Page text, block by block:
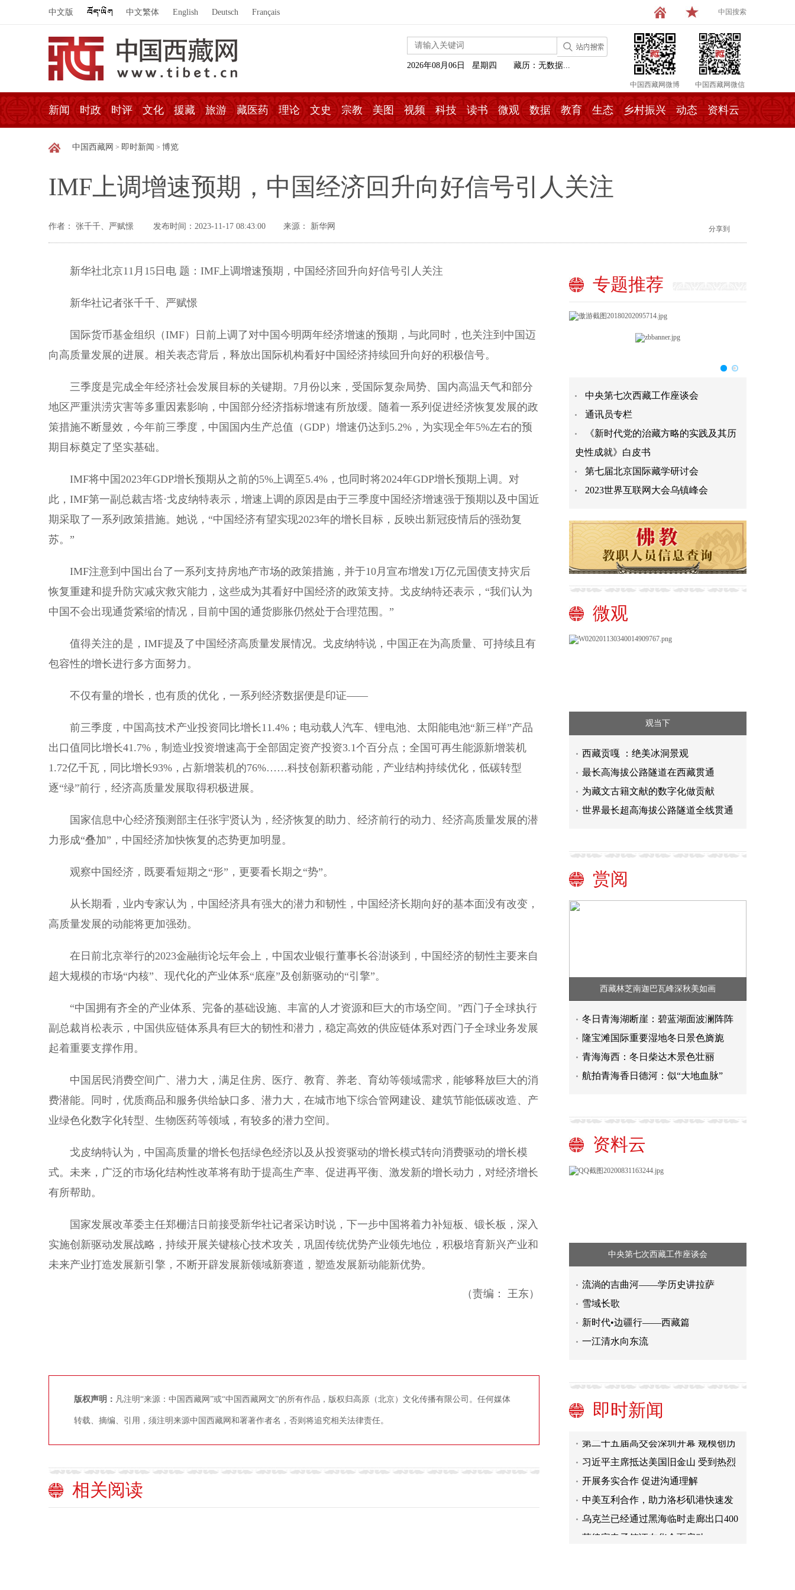
中文版 中文繁体 English Deutsch Français 中国搜索
中国西藏网微博 中国西藏网微信
2026年08月06日 星期四 藏历：无数据...
新闻 时政 时评 文化 援藏 旅游 藏医药 理论 文史 宗教 美图 视频 科技 读书 微观 数据 教育 生态 乡村振兴 动态 资料云
中国西藏网 > 即时新闻 > 博览
IMF上调增速预期，中国经济回升向好信号引人关注
作者： 张千千、严赋憬 发布时间：2023-11-17 08:43:00 来源： 新华网 分享到
新华社北京11月15日电 题：IMF上调增速预期，中国经济回升向好信号引人关注
新华社记者张千千、严赋憬
国际货币基金组织（IMF）日前上调了对中国今明两年经济增速的预期，与此同时，也关注到中国迈
向高质量发展的进展。相关表态背后，释放出国际机构看好中国经济持续回升向好的积极信号。
三季度是完成全年经济社会发展目标的关键期。7月份以来，受国际复杂局势、国内高温天气和部分
地区严重洪涝灾害等多重因素影响，中国部分经济指标增速有所放缓。随着一系列促进经济恢复发展的政
策措施不断显效，今年前三季度，中国国内生产总值（GDP）增速仍达到5.2%，为实现全年5%左右的预
期目标奠定了坚实基础。
IMF将中国2023年GDP增长预期从之前的5%上调至5.4%，也同时将2024年GDP增长预期上调。对
此，IMF第一副总裁吉塔·戈皮纳特表示，增速上调的原因是由于三季度中国经济增速强于预期以及中国近
期采取了一系列政策措施。她说，“中国经济有望实现2023年的增长目标，反映出新冠疫情后的强劲复
苏。”
IMF注意到中国出台了一系列支持房地产市场的政策措施，并于10月宣布增发1万亿元国债支持灾后
恢复重建和提升防灾减灾救灾能力，这些成为其看好中国经济的政策支持。戈皮纳特还表示，“我们认为
中国不会出现通货紧缩的情况，目前中国的通货膨胀仍然处于合理范围。”
值得关注的是，IMF提及了中国经济高质量发展情况。戈皮纳特说，中国正在为高质量、可持续且有
包容性的增长进行多方面努力。
不仅有量的增长，也有质的优化，一系列经济数据便是印证——
前三季度，中国高技术产业投资同比增长11.4%；电动载人汽车、锂电池、太阳能电池“新三样”产品
出口值同比增长41.7%，制造业投资增速高于全部固定资产投资3.1个百分点；全国可再生能源新增装机
1.72亿千瓦，同比增长93%，占新增装机的76%……科技创新积蓄动能，产业结构持续优化，低碳转型
逐“绿”前行，经济高质量发展取得积极进展。
国家信息中心经济预测部主任张宇贤认为，经济恢复的助力、经济前行的动力、经济高质量发展的潜
力形成“叠加”，中国经济加快恢复的态势更加明显。
观察中国经济，既要看短期之“形”，更要看长期之“势”。
从长期看，业内专家认为，中国经济具有强大的潜力和韧性，中国经济长期向好的基本面没有改变，
高质量发展的动能将更加强劲。
在日前北京举行的2023金融街论坛年会上，中国农业银行董事长谷澍谈到，中国经济的韧性主要来自
超大规模的市场“内核”、现代化的产业体系“底座”及创新驱动的“引擎”。
“中国拥有齐全的产业体系、完备的基础设施、丰富的人才资源和巨大的市场空间。”西门子全球执行
副总裁肖松表示，中国供应链体系具有巨大的韧性和潜力，稳定高效的供应链体系对西门子全球业务发展
起着重要支撑作用。
中国居民消费空间广、潜力大，满足住房、医疗、教育、养老、育幼等领域需求，能够释放巨大的消
费潜能。同时，优质商品和服务供给缺口多、潜力大，在城市地下综合管网建设、建筑节能低碳改造、产
业绿色化数字化转型、生物医药等领域，有较多的潜力空间。
戈皮纳特认为，中国高质量的增长包括绿色经济以及从投资驱动的增长模式转向消费驱动的增长模
式。未来，广泛的市场化结构性改革将有助于提高生产率、促进再平衡、激发新的增长动力，对经济增长
有所帮助。
国家发展改革委主任郑栅洁日前接受新华社记者采访时说，下一步中国将着力补短板、锻长板，深入
实施创新驱动发展战略，持续开展关键核心技术攻关，巩固传统优势产业领先地位，积极培育新兴产业和
未来产业打造发展新引擎，不断开辟发展新领域新赛道，塑造发展新动能新优势。
（责编： 王东）
版权声明： 凡注明“来源：中国西藏网”或“中国西藏网文”的所有作品，版权归高原（北京）文化传播有限公司。任何媒体
转载、摘编、引用，须注明来源中国西藏网和署著作者名，否则将追究相关法律责任。
相关阅读
专题推荐
中央第七次西藏工作座谈会
通讯员专栏
《新时代党的治藏方略的实践及其历
史性成就》白皮书
第七届北京国际藏学研讨会
2023世界互联网大会乌镇峰会
微观
观当下
西藏贡嘎 ：绝美冰洞景观
最长高海拔公路隧道在西藏贯通
为藏文古籍文献的数字化做贡献
世界最长超高海拔公路隧道全线贯通
赏阅
西藏林芝南迦巴瓦峰深秋美如画
冬日青海湖断崖：碧蓝湖面波澜阵阵
隆宝滩国际重要湿地冬日景色旖旎
青海海西：冬日柴达木景色壮丽
航拍青海香日德河：似“大地血脉”
资料云
中央第七次西藏工作座谈会
流淌的吉曲河——学历史讲拉萨
雪域长歌
新时代•边疆行——西藏篇
一江清水向东流
即时新闻
欧盟再次下调今明两年经济增长预期